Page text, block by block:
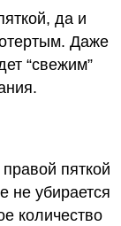
да и
Даже
“свежим”
пяткой
не убирается
количество